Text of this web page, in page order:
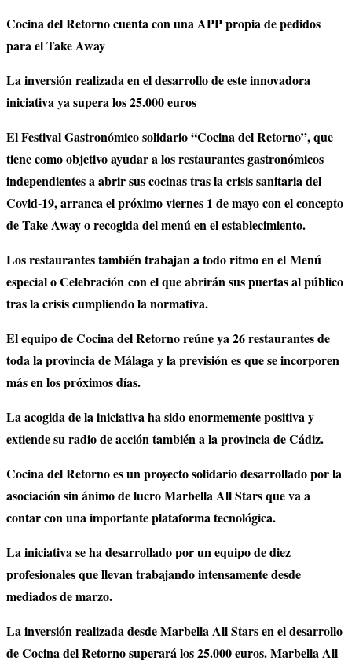
Cocina del Retorno cuenta con una APP propia de pedidos
para el Take Away
La inversión realizada en el desarrollo de este innovadora
iniciativa ya supera los 25.000 euros
El Festival Gastronómico solidario “Cocina del Retorno”, que
tiene como objetivo ayudar a los restaurantes gastronómicos
independientes a abrir sus cocinas tras la crisis sanitaria del
Covid-19, arranca el próximo viernes 1 de mayo con el concepto
de Take Away o recogida del menú en el establecimiento.
Los restaurantes también trabajan a todo ritmo en el Menú
especial o Celebración con el que abrirán sus puertas al público
tras la crisis cumpliendo la normativa.
El equipo de Cocina del Retorno reúne ya 26 restaurantes de
toda la provincia de Málaga y la previsión es que se incorporen
más en los próximos días.
La acogida de la iniciativa ha sido enormemente positiva y
extiende su radio de acción también a la provincia de Cádiz.
Cocina del Retorno es un proyecto solidario desarrollado por la
asociación sin ánimo de lucro Marbella All Stars que va a
contar con una importante plataforma tecnológica.
La iniciativa se ha desarrollado por un equipo de diez
profesionales que llevan trabajando intensamente desde
mediados de marzo.
La inversión realizada desde Marbella All Stars en el desarrollo
de Cocina del Retorno superará los 25.000 euros. Marbella All